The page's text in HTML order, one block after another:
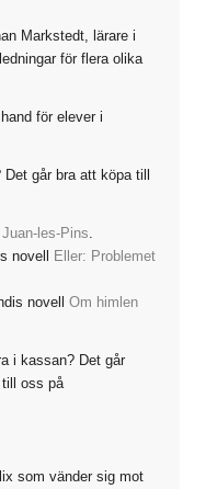
Markstedt, lärare i
för flera olika
för elever i
Det går bra att köpa till
Juan-les-Pins
novell Eller: Problemet
novell Om himlen
i kassan? Det går
oss på
som vänder sig mot